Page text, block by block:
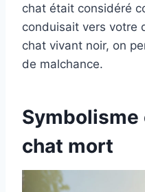
chat était considéré
conduisait vers votre
chat vivant noir, on
de malchance.
chat mort